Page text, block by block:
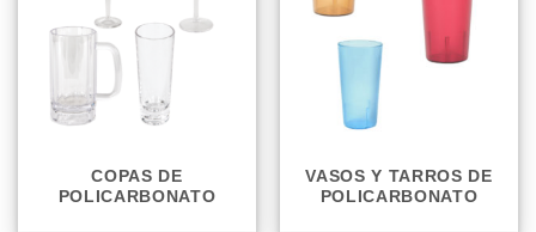
COPAS DE
POLICARBONATO
VASOS Y TARROS DE
POLICARBONATO